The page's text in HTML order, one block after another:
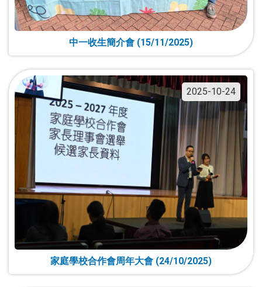
中一收生簡介會 (15/11/2025)
2025-10-24
家庭學校合作會周年大會 (24/10/2025)